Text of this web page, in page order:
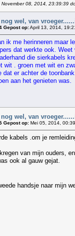
08, 2014, 23:39:39
nog wel, van
Gepost op:April 13, 2014,
ik me herinneren maar
dat werkte ook.
die sierkabels
wit . groen met wit en
dat er achter de
aan het genieten was.
nog wel, van
Gepost op: Mei 05, 2014,
kabels .om je
van mijn ouders,
ook al gauw gejat.
handsje naar mijn